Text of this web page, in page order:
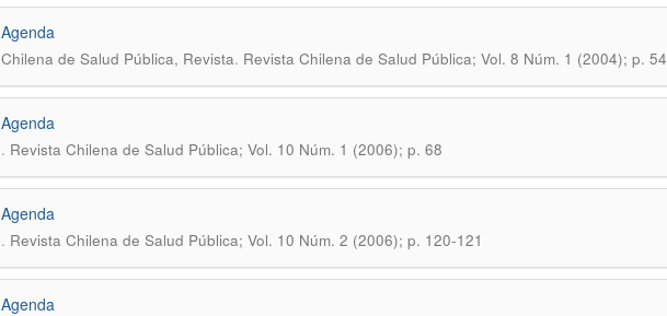
Agenda
Chilena de Salud Pública, Revista. Revista Chilena de Salud Pública; Vol. 8 Núm. 1 (2004); p. 54
Agenda
. Revista Chilena de Salud Pública; Vol. 10 Núm. 1 (2006); p. 68
Agenda
. Revista Chilena de Salud Pública; Vol. 10 Núm. 2 (2006); p. 120-121
Agenda